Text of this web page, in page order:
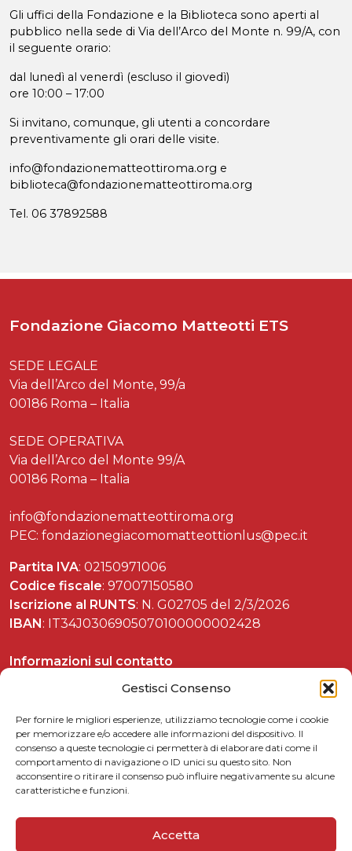
Gestisci Consenso
Per fornire le migliori esperienze, utilizziamo tecnologie come i cookie
per memorizzare e/o accedere alle informazioni del dispositivo. Il
consenso a queste tecnologie ci permetterà di elaborare dati come il
comportamento di navigazione o ID unici su questo sito. Non
acconsentire o ritirare il consenso può influire negativamente su alcune
caratteristiche e funzioni.
Accetta
Gli uffici della Fondazione e la Biblioteca sono aperti al
pubblico nella sede di Via dell’Arco del Monte n. 99/A, con
il seguente orario:
dal lunedì al venerdì (escluso il giovedì)
ore 10:00 – 17:00
Si invitano, comunque, gli utenti a concordare
preventivamente gli orari delle visite.
info@fondazionematteottiroma.org e
biblioteca@fondazionematteottiroma.org
Tel. 06 37892588
Fondazione Giacomo Matteotti ETS
SEDE LEGALE
Via dell’Arco del Monte, 99/a
00186 Roma – Italia
SEDE OPERATIVA
Via dell’Arco del Monte 99/A
00186 Roma – Italia
info@fondazionematteottiroma.org
PEC: fondazionegiacomomatteottionlus@pec.it
Partita IVA: 02150971006
Codice fiscale: 97007150580
Iscrizione al RUNTS: N. G02705 del 2/3/2026
IBAN: IT34J0306905070100000002428
Informazioni sul contatto
Celebrazioni matteottiane
Matteotti per le scuole